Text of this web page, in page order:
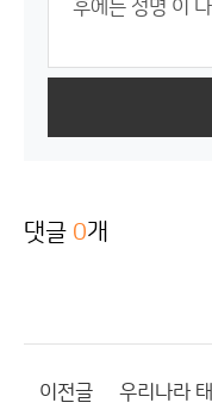
댓글 0개
이전글 우리나라